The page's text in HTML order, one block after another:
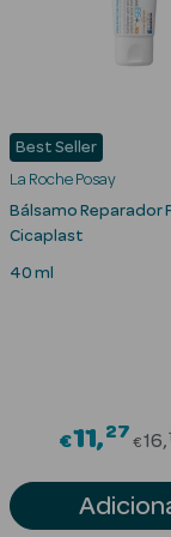
Eczema
Estrias
Pele
Pele
Best Seller
La Roche Posay
Bálsamo Reparador
Cicaplast
40 ml
€11 27
€16